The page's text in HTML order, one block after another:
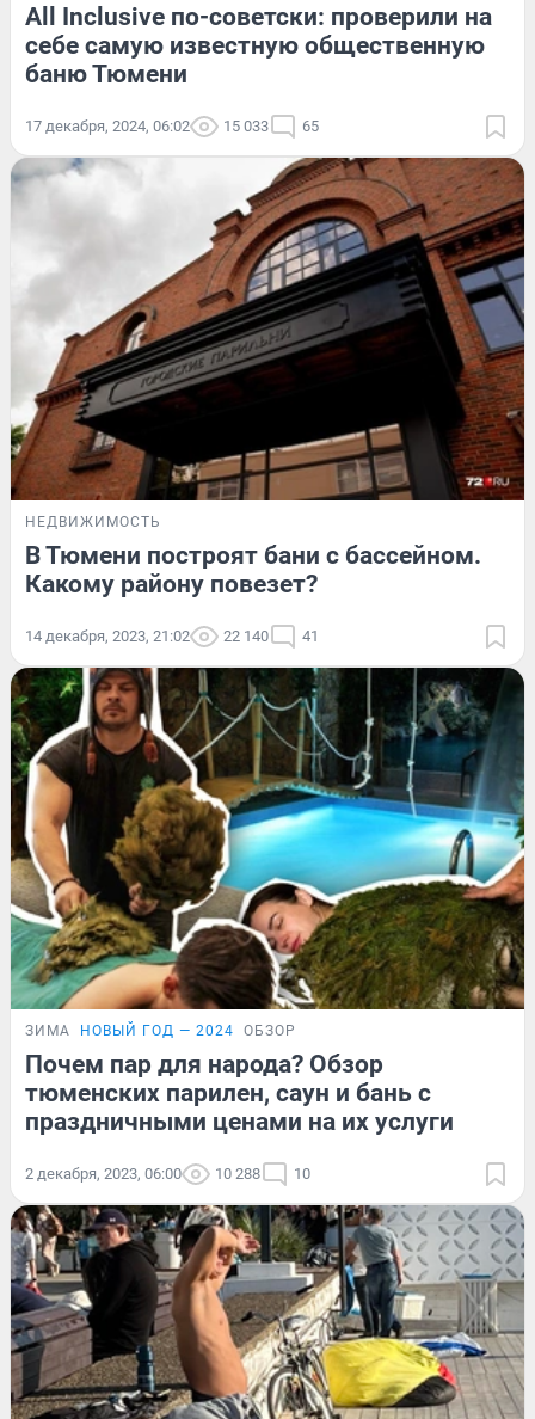
All Inclusive по-советски: проверили на
себе самую известную общественную
баню Тюмени
17 декабря, 2024, 06:02 15 033 65
НЕДВИЖИМОСТЬ
В Тюмени построят бани с бассейном.
Какому району повезет?
14 декабря, 2023, 21:02 22 140 41
ЗИМА НОВЫЙ ГОД — 2024 ОБЗОР
Почем пар для народа? Обзор
тюменских парилен, саун и бань с
праздничными ценами на их услуги
2 декабря, 2023, 06:00 10 288 10